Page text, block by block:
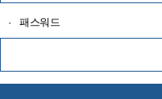
· 패스워드